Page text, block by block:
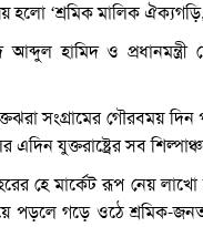
হলো ‘শ্রমিক মালিক
আব্দুল হামিদ ও
সংগ্রামের গৌরবময়
যুক্তরাষ্ট্রের সব
হে মার্কেট রূপ নেয় লাখো
পড়লে গড়ে ওঠে শ্রমিক-